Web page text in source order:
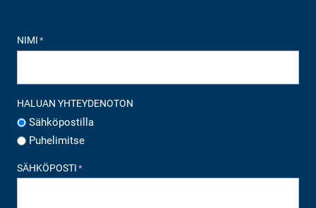
NIMI *
HALUAN YHTEYDENOTON
Sähköpostilla
Puhelimitse
SÄHKÖPOSTI *